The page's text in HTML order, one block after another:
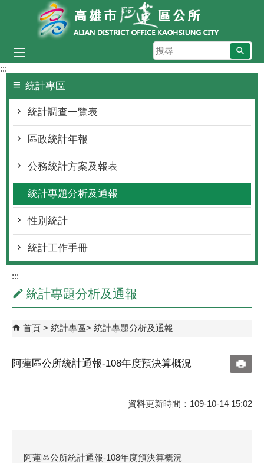
跳到主要內容區塊
搜
尋
:::
統計專區
統計調查一覽表
區政統計年報
公務統計方案及報表
統計專題分析及通報
性別統計
統計工作手冊
:::
統計專題分析及通報
首頁 統計專區 統計專題分析及通報
阿蓮區公所統計通報-108年度預決算概況
資料更新時間：109-10-14 15:02
阿蓮區公所統計通報-108年度預決算概況